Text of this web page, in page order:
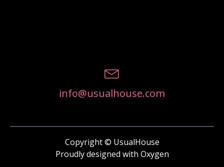
info@usualhouse.com
Copyright © UsualHouse
Proudly designed with Oxygen